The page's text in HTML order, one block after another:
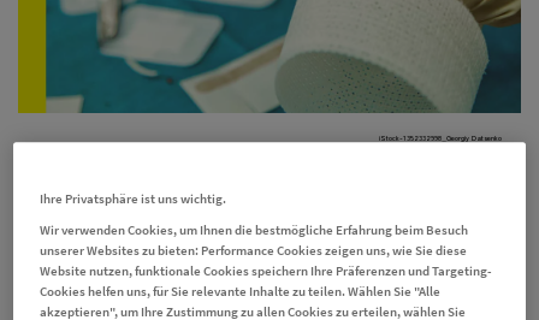
iStock-1352332998_Georgiy Datsenko
Alltägliche Pflege nach der OP bei Akne
inversa
Eine korrekte Wundversorgung nach einer OP kann dazu
Ihre Privatsphäre ist uns wichtig.
Wir verwenden Cookies, um Ihnen die bestmögliche Erfahrung beim Besuch
unserer Websites zu bieten: Performance Cookies zeigen uns, wie Sie diese
Website nutzen, funktionale Cookies speichern Ihre Präferenzen und Targeting-
Cookies helfen uns, für Sie relevante Inhalte zu teilen. Wählen Sie "Alle
akzeptieren", um Ihre Zustimmung zu allen Cookies zu erteilen, wählen Sie